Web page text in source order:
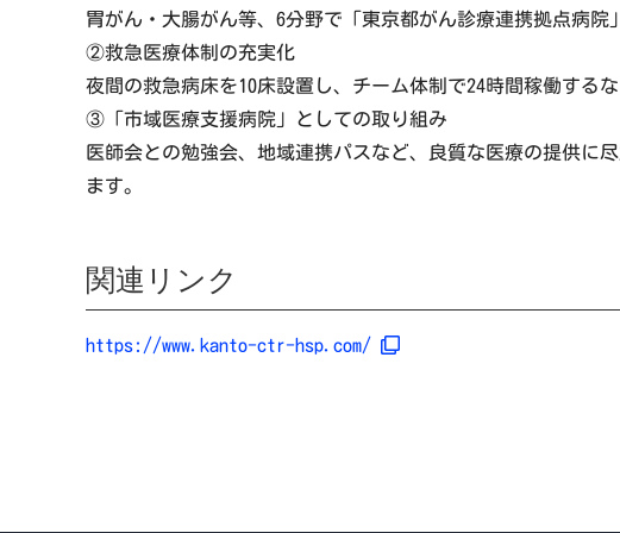
胃がん・大腸がん等、6分野で「東京都がん診療連携拠点病
②救急医療体制の充実化
夜間の救急病床を10床設置し、チーム体制で24時間稼働する
③「市域医療支援病院」としての取り組み
医師会との勉強会、地域連携パスなど、良質な医療の提供に
ます。
関連リンク
https://www.kanto-ctr-hsp.com/